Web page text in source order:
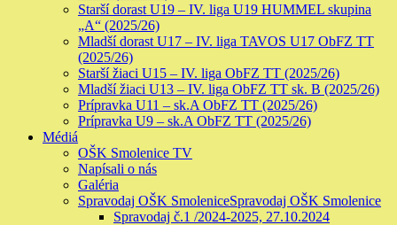
Starší dorast U19 – IV. liga U19 HUMMEL skupina
„A“ (2025/26)
Mladší dorast U17 – IV. liga TAVOS U17 ObFZ TT
(2025/26)
Starší žiaci U15 – IV. liga ObFZ TT (2025/26)
Mladší žiaci U13 – IV. liga ObFZ TT sk. B (2025/26)
Prípravka U11 – sk.A ObFZ TT (2025/26)
Prípravka U9 – sk.A ObFZ TT (2025/26)
Médiá
OŠK Smolenice TV
Napísali o nás
Galéria
Spravodaj OŠK SmoleniceSpravodaj OŠK Smolenice
Spravodaj č.1 /2024-2025, 27.10.2024